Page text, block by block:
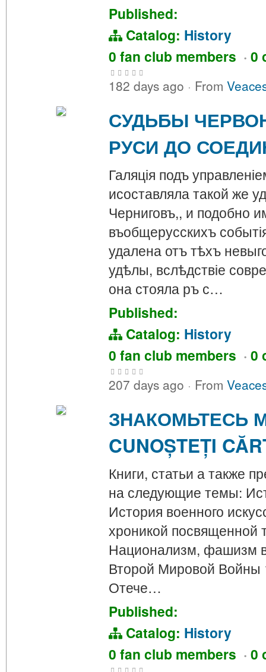
Published:
Catalog: History
0 fan club members · 0
182 days ago · From
СУДЬБЫ
РУСИ ДО
Галяція подъ
исоставляла такой же
Черниговъ,, и подобно
въобщерусскихъ
удалена отъ тѣхъ
удѣлы, вслѣдствіе
она стояла ръ с…
Published:
Catalog: History
0 fan club members · 0
207 days ago · From
ЗНАКОМЬТЕСЬ
CUNOȘTEȚI
Книги, статьи а также
на следующие темы:
История военного
хроникой
Национализм, фашизм
Второй Мировой Войны
Отече…
Published:
Catalog: History
0 fan club members · 0